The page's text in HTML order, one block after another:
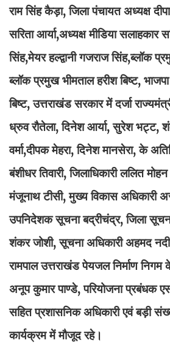
राम सिंह कैड़ा, जिला पंचायत अध्यक्ष
सरिता आर्या,अध्यक्ष मीडिया सलाहकार
सिंह,मेयर हल्द्वानी गजराज सिंह,ब्लॉक
ब्लॉक प्रमुख भीमताल हरीश बिष्ट,
बिष्ट, उत्तराखंड सरकार में दर्जा
ध्रुव रौतेला, दिनेश आर्या, सुरेश भट्ट,
वर्मा,दीपक मेहरा, दिनेश मानसेरा, के
बंशीधर तिवारी, जिलाधिकारी ललित
मंजूनाथ टीसी, मुख्य विकास अधिकारी
उपनिदेशक सूचना बद्रीचंद्र, जिला सूचना
शंकर जोशी, सूचना अधिकारी अहमद
रामपाल उत्तराखंड पेयजल निर्माण
अनूप कुमार पाण्डे, परियोजना प्रबंधक
सहित प्रशासनिक अधिकारी एवं बड़ी
कार्यक्रम में मौजूद रहे।